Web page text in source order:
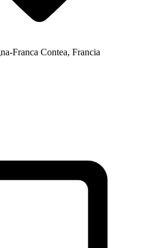
Franca Contea, Francia